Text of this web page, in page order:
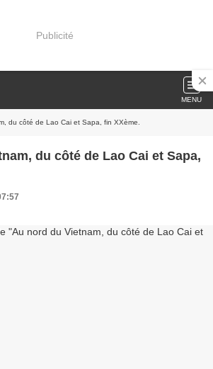
Publicité
MENU
du côté de Lao Cai et Sapa, fin XXème.